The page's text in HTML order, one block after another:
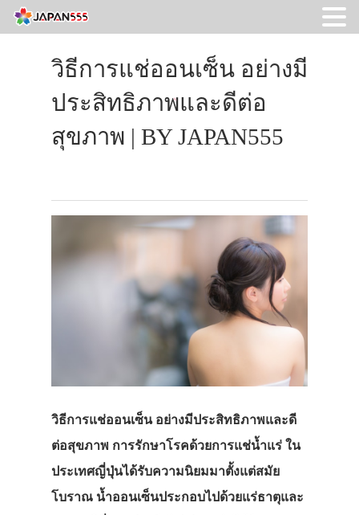
วิธีการแช่ออนเซ็น อย่างมี
ประสิทธิภาพและดีต่อ
สุขภาพ | BY JAPAN555
วิธีการแช่ออนเซ็น อย่างมีประสิทธิภาพและดี
ต่อสุขภาพ การรักษาโรคด้วยการแช่น้ำแร่ ใน
ประเทศญี่ปุ่นได้รับความนิยมมาตั้งแต่สมัย
โบราณ น้ำออนเซ็นประกอบไปด้วยแร่ธาตุและ